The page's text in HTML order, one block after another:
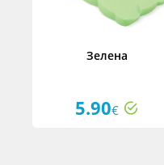
Зелена
5.90€